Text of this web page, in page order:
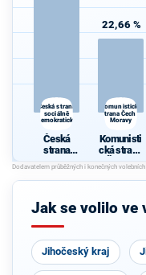
Česká strana
sociálně
demokratická
Česká
strana
sociálně
demokrati
cká
22,66 %
Komunistická
strana Čech a
Moravy
Komunisti
cká strana
Čech a
Moravy
Jak se volilo ve
Jihočeský kraj